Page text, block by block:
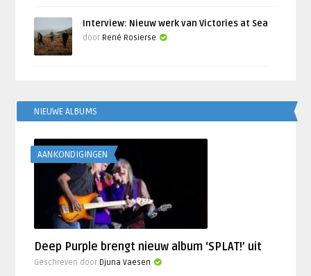
Interview: Nieuw werk van Victories at Sea
door René Rosierse
NIEUWE ALBUMS
AANKONDIGINGEN
Deep Purple brengt nieuw album ‘SPLAT!’ uit
Geschreven door Djuna Vaesen